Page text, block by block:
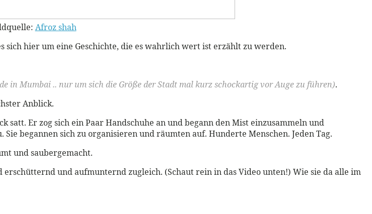
Afroz shah
sich hier um eine Geschichte, die es wahrlich wert ist erzählt zu werden.
in Mumbai .. nur um sich die Größe der Stadt mal kurz schockartig vor Auge zu führen).
Anblick.
Er zog sich ein Paar Handschuhe an und begann den Mist einzusammeln und
begannen sich zu organisieren und räumten auf. Hunderte Menschen. Jeden Tag.
und saubergemacht.
erschütternd und aufmunternd zugleich. (Schaut rein in das Video unten!) Wie sie da alle im